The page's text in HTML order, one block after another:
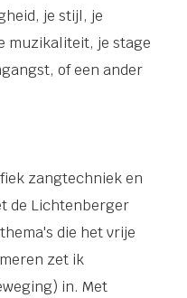
je stijl, je
muzikaliteit, je stage
of een ander
zangtechniek en
de Lichtenberger
die het vrije
zet ik
in. Met